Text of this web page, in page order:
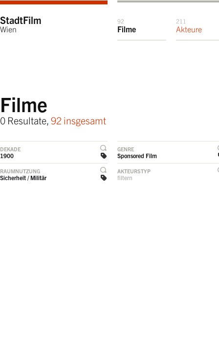
StadtFilm
Wien
92
Filme
211
Akteure
Filme
0 Resultate, 92 insgesamt
DEKADE
1900
GENRE
Sponsored Film
RAUMNUTZUNG
Sicherheit / Militär
AKTEURSTYP
filtern